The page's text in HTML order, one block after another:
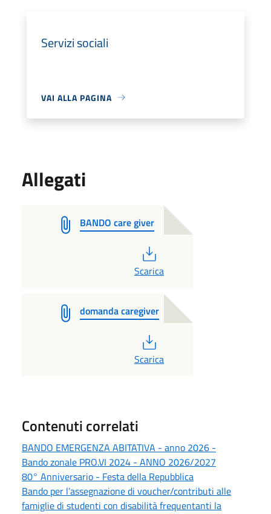
Servizi sociali
VAI ALLA PAGINA
Allegati
BANDO care giver
Scarica
domanda caregiver
Scarica
Contenuti correlati
BANDO EMERGENZA ABITATIVA - anno 2026 -
Bando zonale PRO.VI 2024 - ANNO 2026/2027
80° Anniversario - Festa della Repubblica
Bando per l’assegnazione di voucher/contributi alle
famiglie di studenti con disabilità frequentanti la